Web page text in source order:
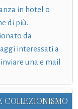
in hotel o
di più.
da
interessati a
una e mail
COLLEZIONISMO